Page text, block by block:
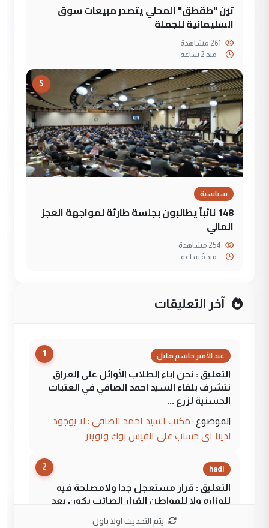
تين "طقطق" المحلي يتصدر مبيعات سوق
السليمانية للجملة
--منذ 2 ساعة
5
سياسية
148 نائباً يطالبون بجلسة طارئة لمواجهة العجز
المالي
--منذ 6 ساعة
آخر التعليقات
1 عبد الأمير جاسم هليل
التعليق : نحن اباء الطلاب الأوائل على العراق
نتشرف بلقاء السيد احمد الصافي في العتبات
الحسنية لزرع ...
الموضوع : مكتب السيد احمد الصافي : لا يوجود
لدينا اي حساب على الفيس بوك وتويتر
2 hadi
التعليق : قرار مستعجل جدا ولامصلحة فيه
للوزاره ولا للمواطن القرار الصائب يكون بعد
يتم التحديث اولا باول